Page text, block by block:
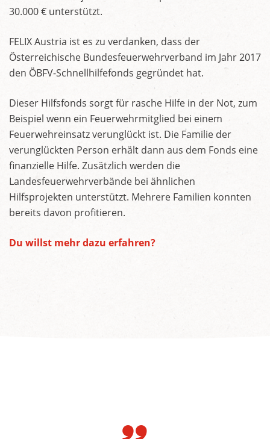
30.000 € unterstützt.
FELIX Austria ist es zu verdanken, dass der
Österreichische Bundesfeuerwehrverband im Jahr 2017
den ÖBFV-Schnellhilfefonds gegründet hat.
Dieser Hilfsfonds sorgt für rasche Hilfe in der Not, zum
Beispiel wenn ein Feuerwehrmitglied bei einem
Feuerwehreinsatz verunglückt ist. Die Familie der
verunglückten Person erhält dann aus dem Fonds eine
finanzielle Hilfe. Zusätzlich werden die
Landesfeuerwehrverbände bei ähnlichen
Hilfsprojekten unterstützt. Mehrere Familien konnten
bereits davon profitieren.
Du willst mehr dazu erfahren?